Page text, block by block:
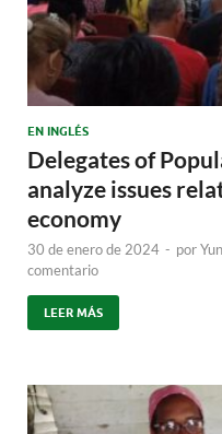
EN INGLÉS
Delegates of
analyze issues
economy
30 de enero de 2024 - por
comentario
LEER MÁS